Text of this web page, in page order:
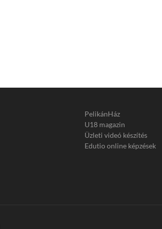
PelikánHáz
U18 magazin
Üzleti videó készítés
Edutio online képzések